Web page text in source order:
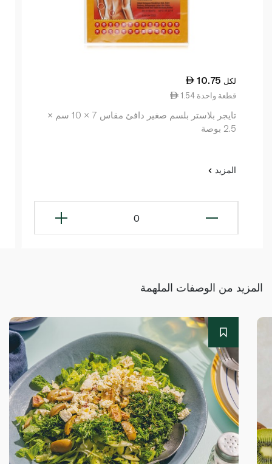
10.75 لكل
1.54 قطعة واحدة
تايجر بلاستر بلسم صغير دافئ مقاس 7 × 10 سم ×
2.5 بوصة
المزيد
0
المزيد من الوصفات الملهمة